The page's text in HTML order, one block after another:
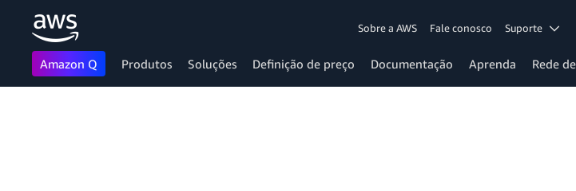
Sobre a AWS Fale conosco Suporte
Amazon Q Produtos Soluções Definição de preço Documentação Aprenda Rede